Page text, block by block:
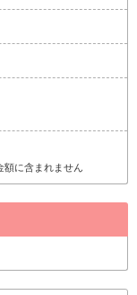
額に含まれません